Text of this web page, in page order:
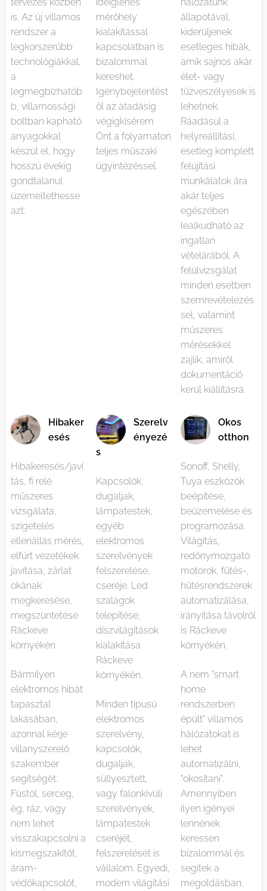
tervezés közben
is. Az új villamos
rendszer a
legkorszerűbb
technológiákkal,
a
legmegbízhatób
b, villamossági
boltban kapható
anyagokkal
készül el, hogy
hosszú évekig
gondtalanul
üzemeltethesse
azt.
ideiglenes
mérőhely
kialakítással
kapcsolatban is
bizalommal
kereshet.
Igénybejelentést
ől az átadásig
végigkísérem
Önt a folyamaton
teljes műszaki
ügyintézéssel.
hálózatunk
állapotával,
kiderüljenek
esetleges hibák,
amik sajnos akár
élet- vagy
tűzveszélyesek is
lehetnek.
Ráadásul a
helyreállítási,
esetleg komplett
felújítási
munkálatok ára
akár teljes
egészében
lealkudható az
ingatlan
vételárából. A
felülvizsgálat
minden esetben
szemrevételezés
sel, valamint
műszeres
mérésekkel
zajlik, amiről
dokumentáció
kerül kiállításra.
Hibaker
esés
Hibakeresés/javí
tás, fi relé
műszeres
vizsgálata,
szigetelés
ellenállás mérés,
elfúrt vezetékek
javítása, zárlat
okának
megkeresése,
megszüntetése
Ráckeve
környékén.
Bármilyen
elektromos hibát
tapasztal
lakásában,
azonnal kérje
villanyszerelő
szakember
segítségét.
Füstöl, serceg,
ég, ráz, vagy
nem lehet
visszakapcsolni a
kismegszakítót,
áram-
védőkapcsolót,
Szerelv
ényezé
s
Kapcsolók,
dugaljak,
lámpatestek,
egyéb
elektromos
szerelvények
felszerelése,
cseréje. Led
szalagok
telepítése,
díszvilágítások
kialakítása
Ráckeve
környékén.
Minden típusú
elektromos
szerelvény,
kapcsolók,
dugaljak,
süllyesztett,
vagy falonkívüli
szerelvények,
lámpatestek
cseréjét,
felszerelését is
vállalom. Egyedi,
modern világítási
Okos
otthon
Sonoff, Shelly,
Tuya eszközök
beépítése,
beüzemelése és
programozása.
Világítás,
redőnymozgató
motorok, fűtés-,
hűtésrendszerek
automatizálása,
irányítása távolról
is Ráckeve
környékén.
A nem "smart
home
rendszerben
épült" villamos
hálózatokat is
lehet
automatizálni,
"okosítani".
Amennyiben
ilyen igényei
lennének
keressen
bizalommal és
segítek a
megoldásban.